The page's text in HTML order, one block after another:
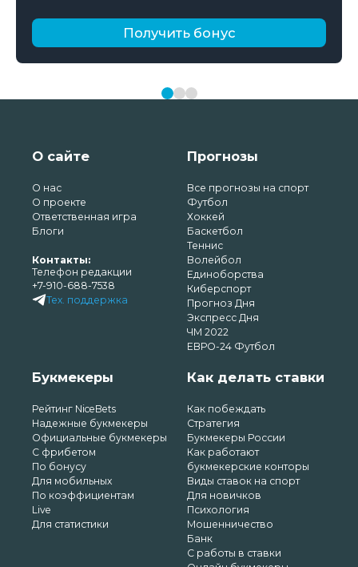
Получить бонус
О сайте
О нас
О проекте
Ответственная игра
Блоги
Контакты:
Телефон редакции
+7-910-688-7538
Тех. поддержка
Прогнозы
Все прогнозы на спорт
Футбол
Хоккей
Баскетбол
Теннис
Волейбол
Единоборства
Киберспорт
Прогноз Дня
Экспресс Дня
ЧМ 2022
ЕВРО-24 Футбол
Букмекеры
Рейтинг NiceBets
Надежные букмекеры
Официальные букмекеры
С фрибетом
По бонусу
Для мобильных
По коэффициентам
Live
Для статистики
Как делать ставки
Как побеждать
Стратегия
Букмекеры России
Как работают
букмекерские конторы
Виды ставок на спорт
Для новичков
Психология
Мошенничество
Банк
С работы в ставки